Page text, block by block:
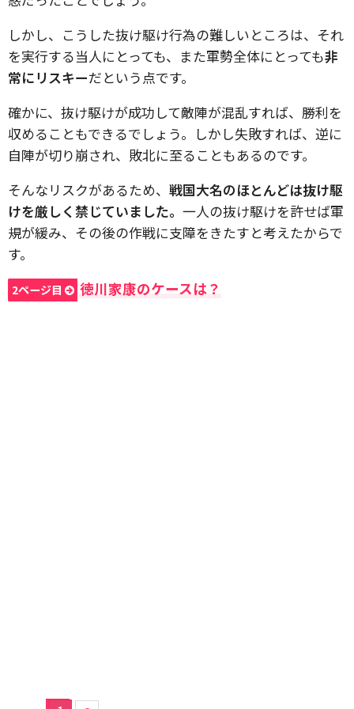
しかし、こうした抜け駆け行為の難しいところは、それ
を実行する当人にとっても、また軍勢全体にとっても非
常にリスキーだという点です。
確かに、抜け駆けが成功して敵陣が混乱すれば、勝利を
収めることもできるでしょう。しかし失敗すれば、逆に
自陣が切り崩され、敗北に至ることもあるのです。
そんなリスクがあるため、 戦国大名のほとんどは抜け駆
けを厳しく禁じていました。 一人の抜け駆けを許せば軍
規が緩み、その後の作戦に支障をきたすと考えたからで
す。
2ページ目 徳川家康のケースは？